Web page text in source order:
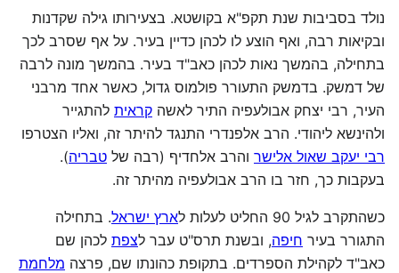
נולד בסביבות שנת תקפ"א בקושטא. בצעירותו גילה שקדנות
ובקיאות רבה, ואף הוצע לו לכהן כדיין בעיר. על אף שסרב לכך
בתחילה, בהמשך נאות לכהן כאב"ד בעיר. בהמשך מונה לרבה
של דמשק. בדמשק התעורר פולמוס גדול, כאשר אחד מרבני
העיר, רבי יצחק אבולעפיה התיר לאשה קראית להתגייר
ולהינשא ליהודי. הרב אלפנדרי התנגד להיתר זה, ואליו הצטרפו
רבי יעקב שאול אלישר והרב אלחדיף (רבה של טבריה).
בעקבות כך, חזר בו הרב אבולעפיה מהיתר זה.
כשהתקרב לגיל 90 החליט לעלות ל ארץ ישראל. בתחילה
התגורר בעיר חיפה, ובשנת תרס"ט עבר לצפת לכהן שם
כאב"ד לקהילת הספרדים. בתקופת כהונתו שם, פרצה מלחמת